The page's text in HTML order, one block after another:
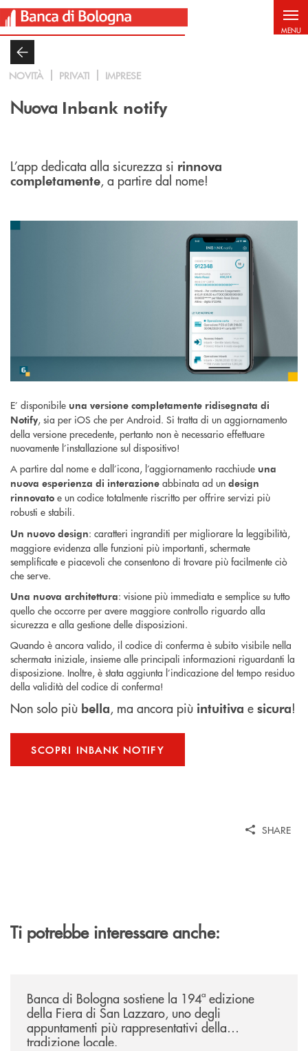
Salta al contenuto principale
MENU
NOVITÀ PRIVATI IMPRESE
Nuova Inbank notify
L’app dedicata alla sicurezza si rinnova
completamente, a partire dal nome!
E’ disponibile una versione completamente ridisegnata di
Notify, sia per iOS che per Android. Si tratta di un aggiornamento
della versione precedente, pertanto non è necessario effettuare
nuovamente l’installazione sul dispositivo!
A partire dal nome e dall’icona, l’aggiornamento racchiude una
nuova esperienza di interazione abbinata ad un design
rinnovato e un codice totalmente riscritto per offrire servizi più
robusti e stabili.
Un nuovo design: caratteri ingranditi per migliorare la leggibilità,
maggiore evidenza alle funzioni più importanti, schermate
semplificate e piacevoli che consentono di trovare più facilmente ciò
che serve.
Una nuova architettura: visione più immediata e semplice su tutto
quello che occorre per avere maggiore controllo riguardo alla
sicurezza e alla gestione delle disposizioni.
Quando è ancora valido, il codice di conferma è subito visibile nella
schermata iniziale, insieme alle principali informazioni riguardanti la
disposizione. Inoltre, è stata aggiunta l’indicazione del tempo residuo
della validità del codice di conferma!
Non solo più bella, ma ancora più intuitiva e sicura!
SCOPRI INBANK NOTIFY
SHARE
Ti potrebbe interessare anche:
Banca di Bologna sostiene la 194ª edizione
della Fiera di San Lazzaro, uno degli
appuntamenti più rappresentativi della
tradizione locale.